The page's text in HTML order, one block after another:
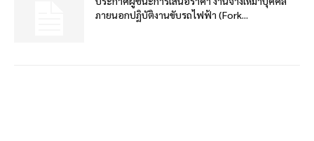
ภายนอกปฏิบัติงานขับรถไฟฟ้า (Fork...